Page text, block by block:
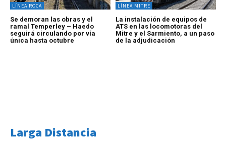
LÍNEA ROCA
Se demoran las obras y el
ramal Temperley – Haedo
seguirá circulando por vía
única hasta octubre
LÍNEA MITRE
La instalación de equipos de
ATS en las locomotoras del
Mitre y el Sarmiento, a un paso
de la adjudicación
Larga Distancia